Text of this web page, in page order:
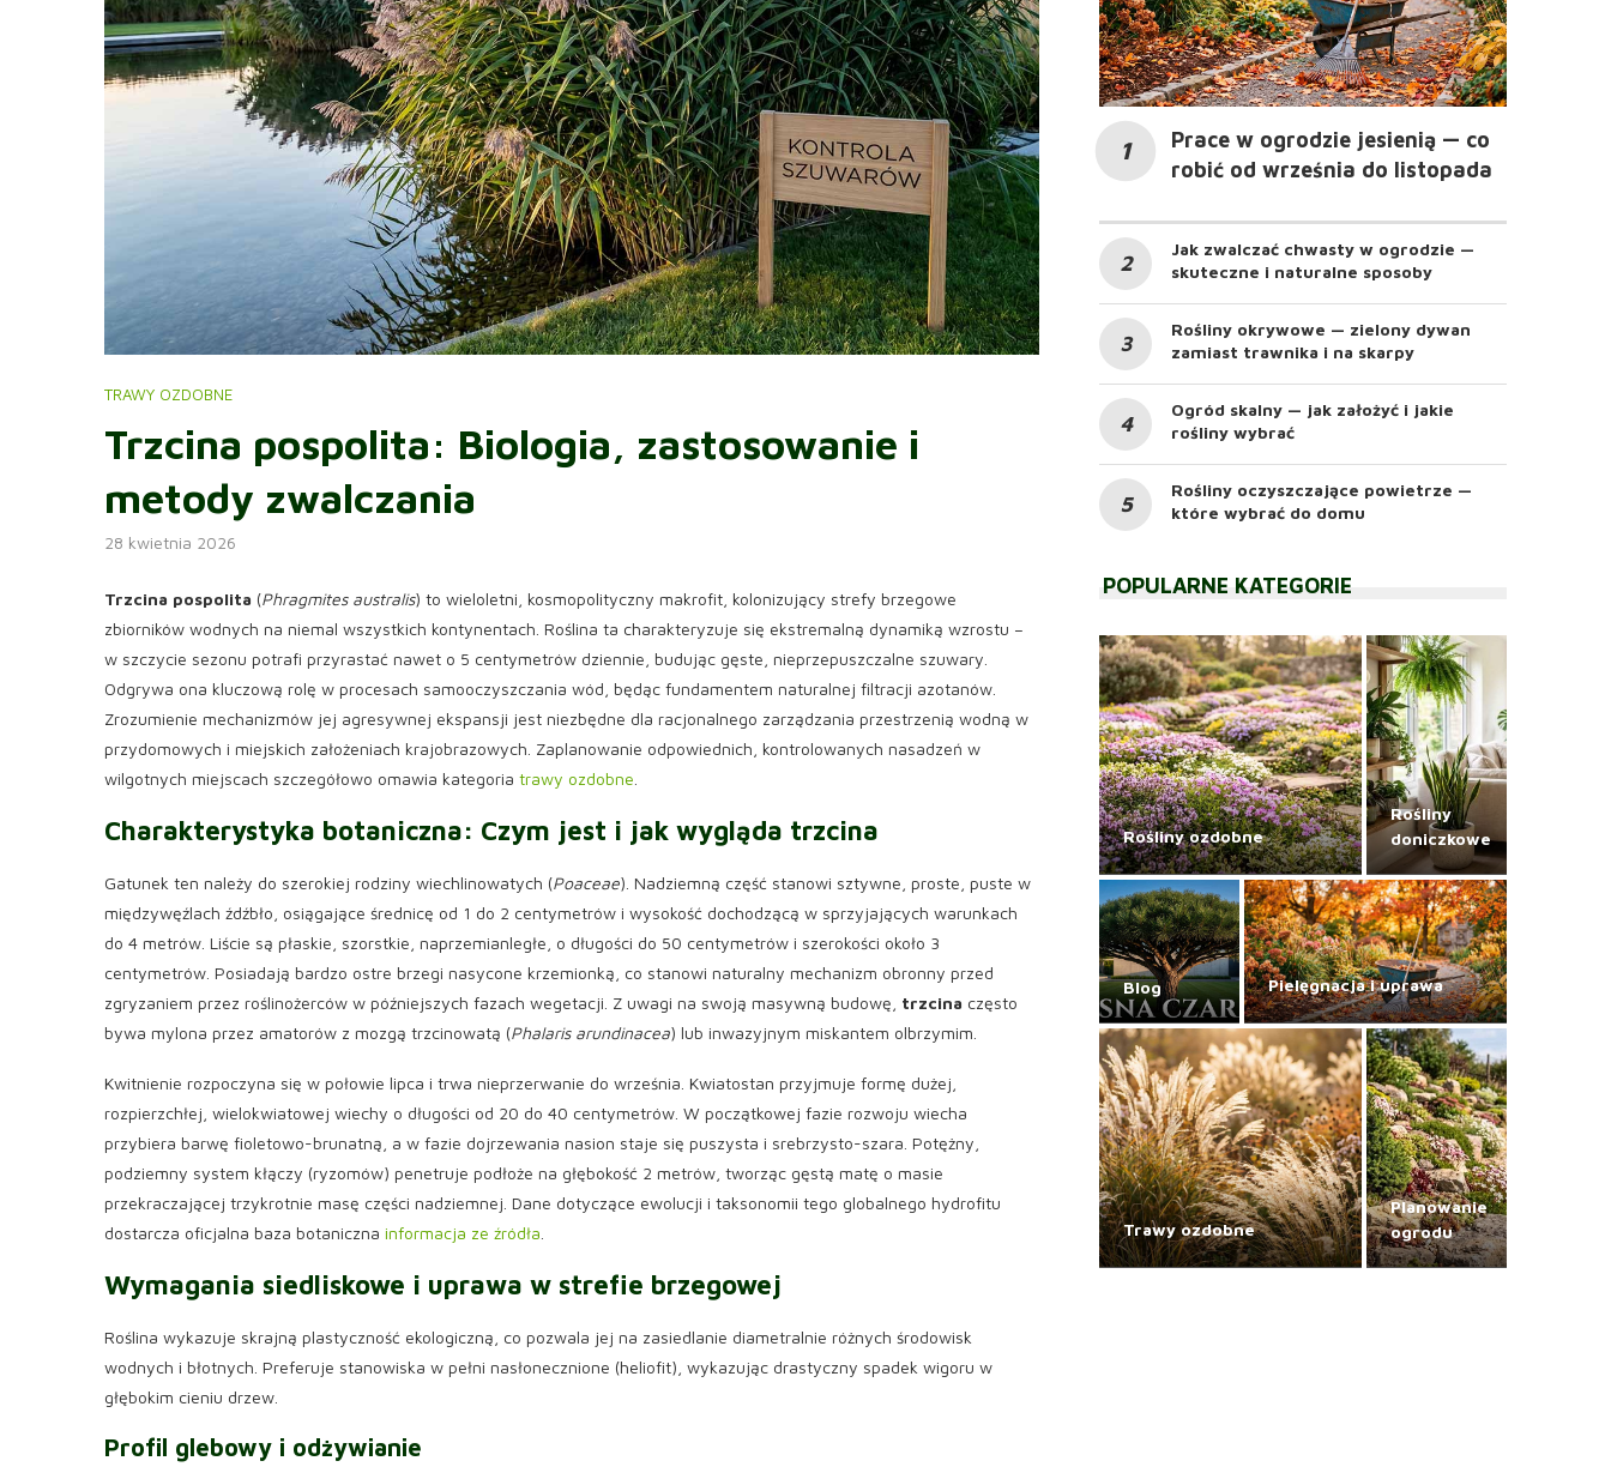
TRAWY OZDOBNE
Trzcina pospolita: Biologia, zastosowanie i
metody zwalczania
28 kwietnia 2026
Trzcina pospolita (Phragmites australis) to wieloletni, kosmopolityczny makrofit, kolonizujący strefy brzegowe
zbiorników wodnych na niemal wszystkich kontynentach. Roślina ta charakteryzuje się ekstremalną dynamiką wzrostu –
w szczycie sezonu potrafi przyrastać nawet o 5 centymetrów dziennie, budując gęste, nieprzepuszczalne szuwary.
Odgrywa ona kluczową rolę w procesach samooczyszczania wód, będąc fundamentem naturalnej filtracji azotanów.
Zrozumienie mechanizmów jej agresywnej ekspansji jest niezbędne dla racjonalnego zarządzania przestrzenią wodną w
przydomowych i miejskich założeniach krajobrazowych. Zaplanowanie odpowiednich, kontrolowanych nasadzeń w
wilgotnych miejscach szczegółowo omawia kategoria trawy ozdobne
Charakterystyka botaniczna: Czym jest i jak wygląda trzcina
Gatunek ten należy do szerokiej rodziny wiechlinowatych (Poaceae). Nadziemną część stanowi sztywne, proste, puste w
międzywęźlach źdźbło, osiągające średnicę od 1 do 2 centymetrów i wysokość dochodzącą w sprzyjających warunkach
do 4 metrów. Liście są płaskie, szorstkie, naprzemianległe, o długości do 50 centymetrów i szerokości około 3
centymetrów. Posiadają bardzo ostre brzegi nasycone krzemionką, co stanowi naturalny mechanizm obronny przed
zgryzaniem przez roślinożerców w późniejszych fazach wegetacji. Z uwagi na swoją masywną budowę, trzcina często
bywa mylona przez amatorów z mozgą trzcinowatą (Phalaris arundinacea) lub inwazyjnym miskantem olbrzymim.
Kwitnienie rozpoczyna się w połowie lipca i trwa nieprzerwanie do września. Kwiatostan przyjmuje formę dużej,
rozpierzchłej, wielokwiatowej wiechy o długości od 20 do 40 centymetrów. W początkowej fazie rozwoju wiecha
przybiera barwę fioletowo-brunatną, a w fazie dojrzewania nasion staje się puszysta i srebrzysto-szara. Potężny,
podziemny system kłączy (ryzomów) penetruje podłoże na głębokość 2 metrów, tworząc gęstą matę o masie
przekraczającej trzykrotnie masę części nadziemnej. Dane dotyczące ewolucji i taksonomii tego globalnego hydrofitu
dostarcza oficjalna baza botaniczna informacja ze źródła
Wymagania siedliskowe i uprawa w strefie brzegowej
Roślina wykazuje skrajną plastyczność ekologiczną, co pozwala jej na zasiedlanie diametralnie różnych środowisk
wodnych i błotnych. Preferuje stanowiska w pełni nasłonecznione (heliofit), wykazując drastyczny spadek wigoru w
głębokim cieniu drzew.
Profil glebowy i odżywianie
Prace w ogrodzie jesienią — co
robić od września do listopada
Jak zwalczać chwasty w ogrodzie —
skuteczne i naturalne sposoby
Rośliny okrywowe — zielony dywan
zamiast trawnika i na skarpy
Ogród skalny — jak założyć i jakie
rośliny wybrać
Rośliny oczyszczające powietrze —
które wybrać do domu
POPULARNE KATEGORIE
Rośliny ozdobne
Rośliny
doniczkowe
Blog Pielęgnacja i uprawa
Trawy ozdobne
Planowanie
ogrodu